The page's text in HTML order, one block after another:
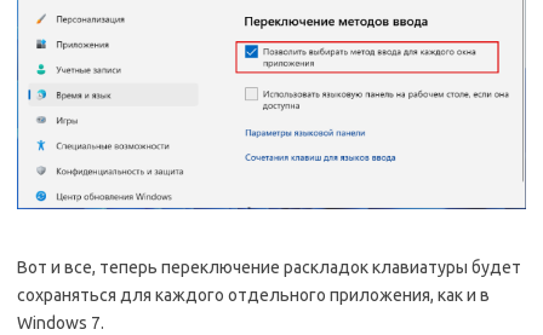
Вот и все, теперь переключение раскладок клавиатуры будет
сохраняться для каждого отдельного приложения, как и в
Windows 7.